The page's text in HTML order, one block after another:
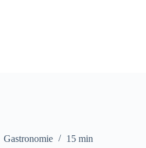
Gastronomie 15 min